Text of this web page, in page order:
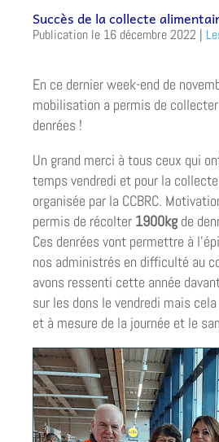
Succès de la collecte
16 décembre 2022 |
En ce dernier week-end de
mobilisation a permis de
denrées !
Un grand merci à tous ceux qui
temps vendredi et pour la
organisée par la CCBRC.
permis de récolter 1900kg de
Ces denrées vont permettre à
nos administrés en difficulté au
avons ressenti cette année
sur les dons le vendredi mais
et à mesure de la journée et le